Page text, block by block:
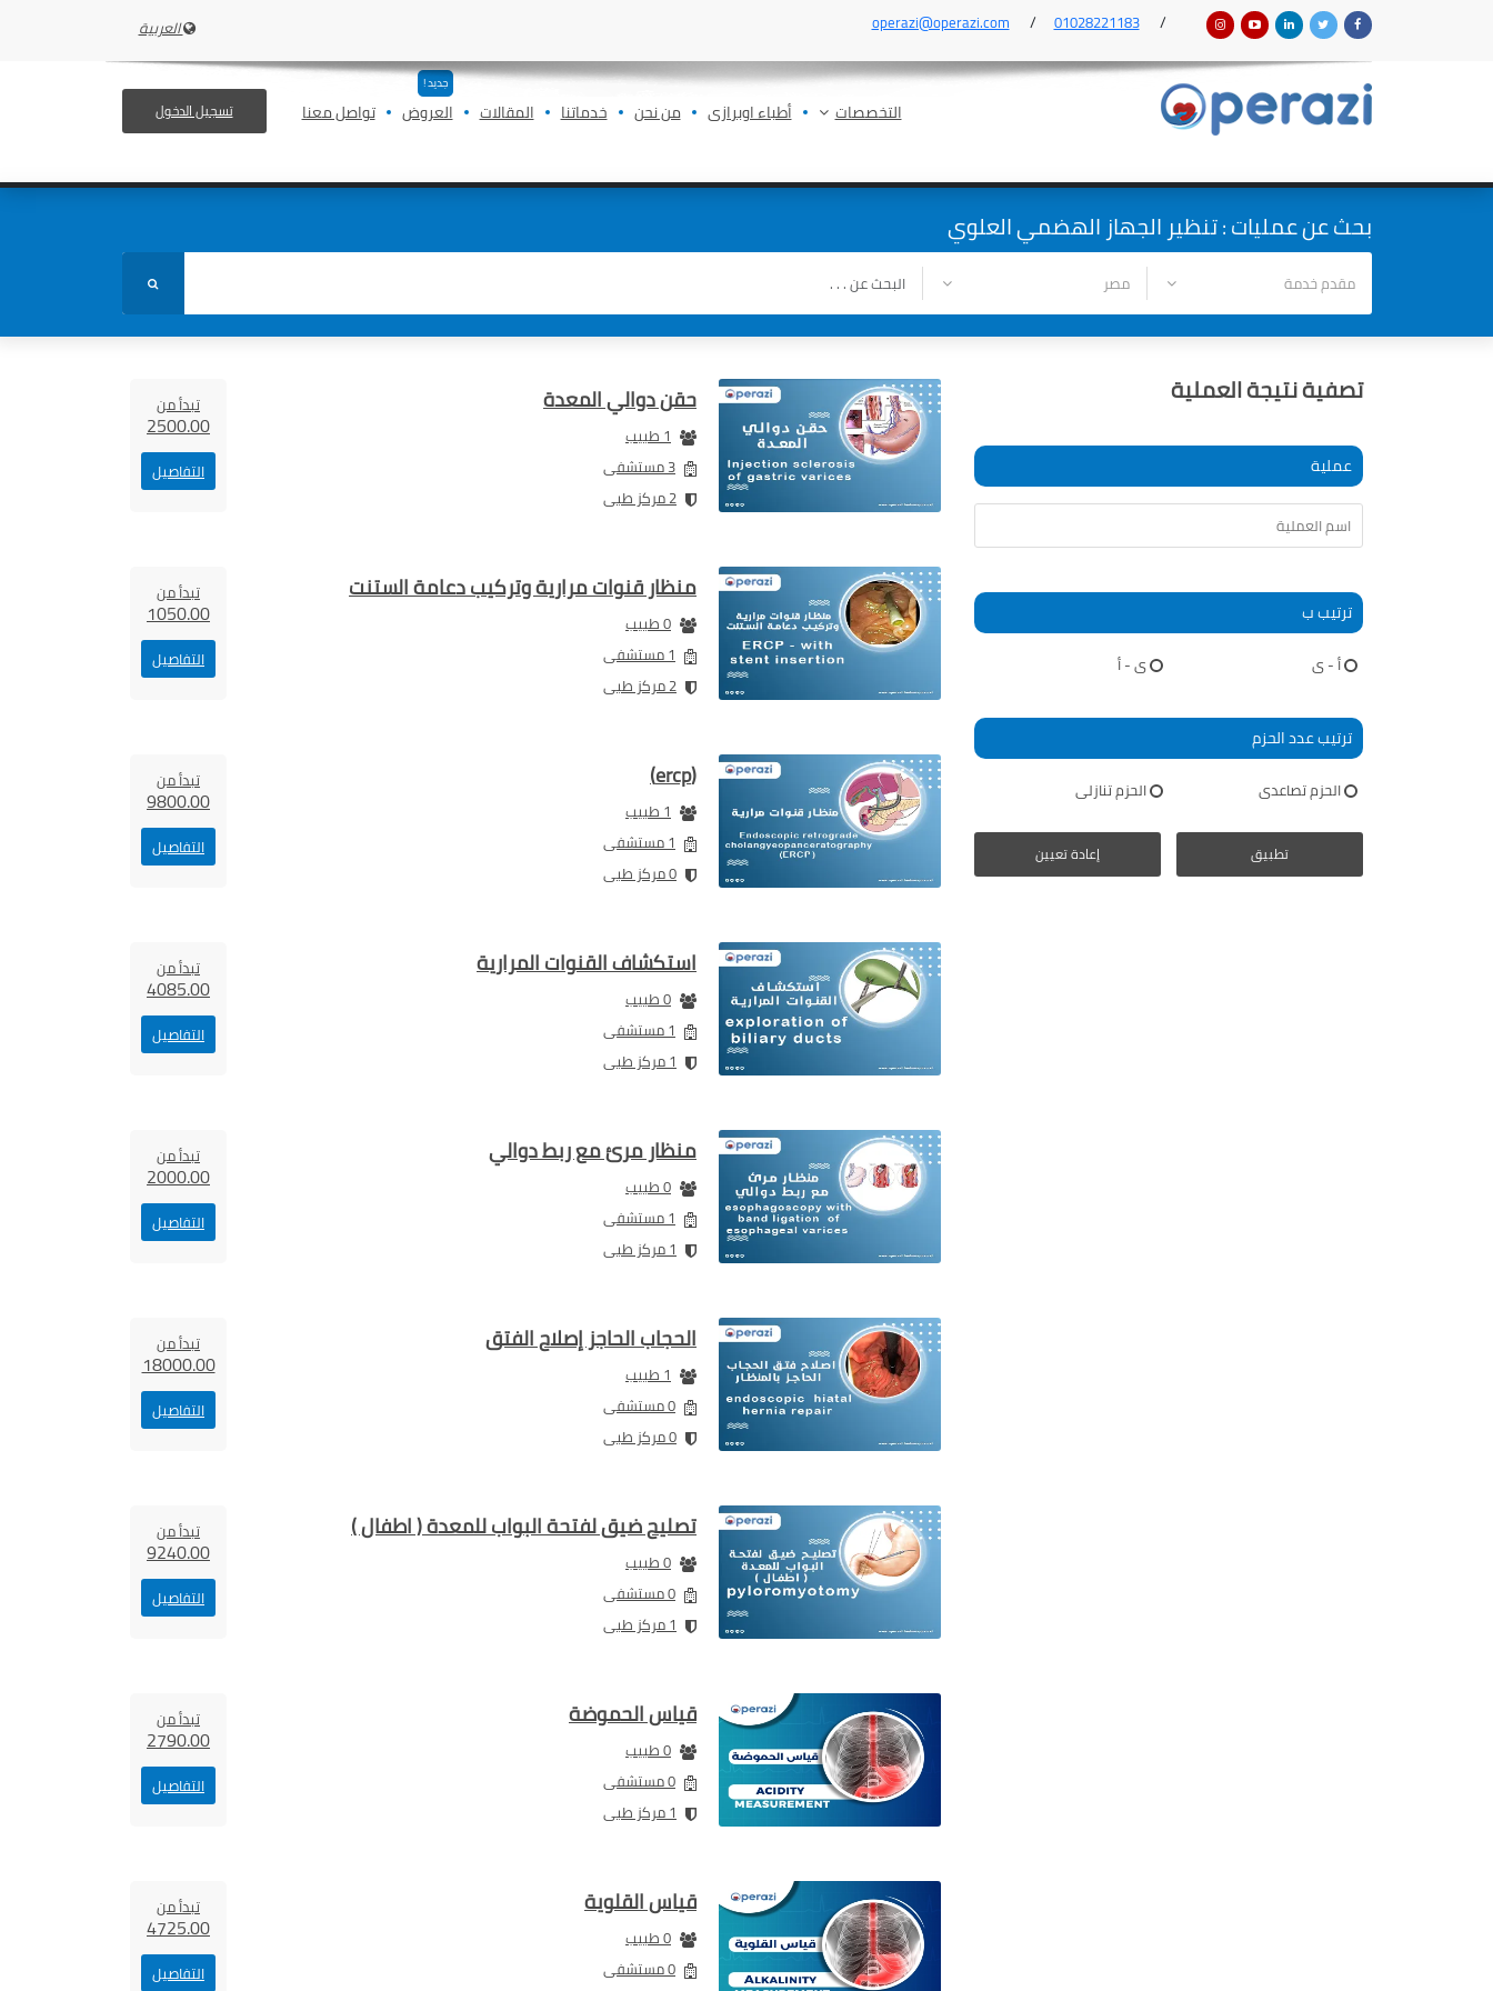
العربية operazi@operazi.com 01028221183
التخصصات أطباء اوبرازى من نحن خدماتنا المقالات
جديد !
العروض تواصل معنا تسجيل الدخول
بحث عن عمليات : تنظير الجهاز الهضمي العلوي
تصفية نتيجة العملية
عملية
ترتيب ب
أ - ى ى - أ
ترتيب عدد الحزم
الحزم تصاعدى الحزم تنازلى
إعادة تعيين تطبيق
حقن دوالي المعدة
1 طبيب
3 مستشفى
2 مركز طبى
تبدأ من
2500.00
التفاصيل
منظار قنوات مرارية وتركيب دعامة الستنت
0 طبيب
1 مستشفى
2 مركز طبى
تبدأ من
1050.00
التفاصيل
(ercp)
1 طبيب
1 مستشفى
0 مركز طبى
تبدأ من
9800.00
التفاصيل
استكشاف القنوات المرارية
0 طبيب
1 مستشفى
1 مركز طبى
تبدأ من
4085.00
التفاصيل
منظار مرئ مع ربط دوالي
0 طبيب
1 مستشفى
1 مركز طبى
تبدأ من
2000.00
التفاصيل
الحجاب الحاجز إصلاح الفتق
1 طبيب
0 مستشفى
0 مركز طبى
تبدأ من
18000.00
التفاصيل
تصليح ضيق لفتحة البواب للمعدة ( اطفال )
0 طبيب
0 مستشفى
1 مركز طبى
تبدأ من
9240.00
التفاصيل
قياس الحموضة
0 طبيب
0 مستشفى
1 مركز طبى
تبدأ من
2790.00
التفاصيل
قياس القلوية
0 طبيب
0 مستشفى
تبدأ من
4725.00
التفاصيل